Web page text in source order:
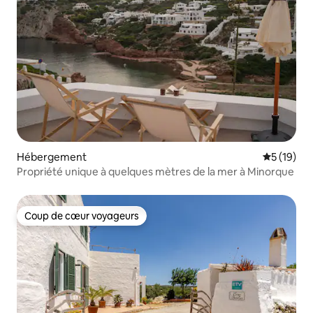
Hébergement
5 (19)
Propriété unique à quelques mètres de la mer à Minorque
Coup de cœur voyageurs
Coup de cœur voyageurs